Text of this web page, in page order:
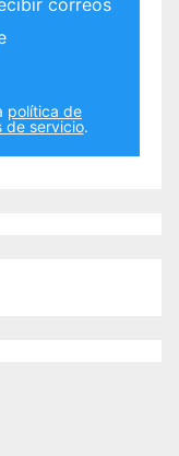
política de
de servicio.